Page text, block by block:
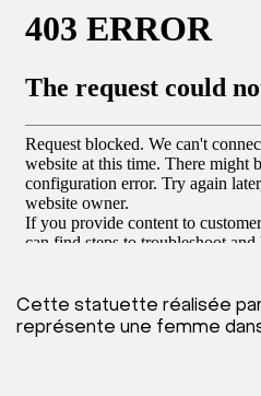
Cette statuette réalisée
représente une femme